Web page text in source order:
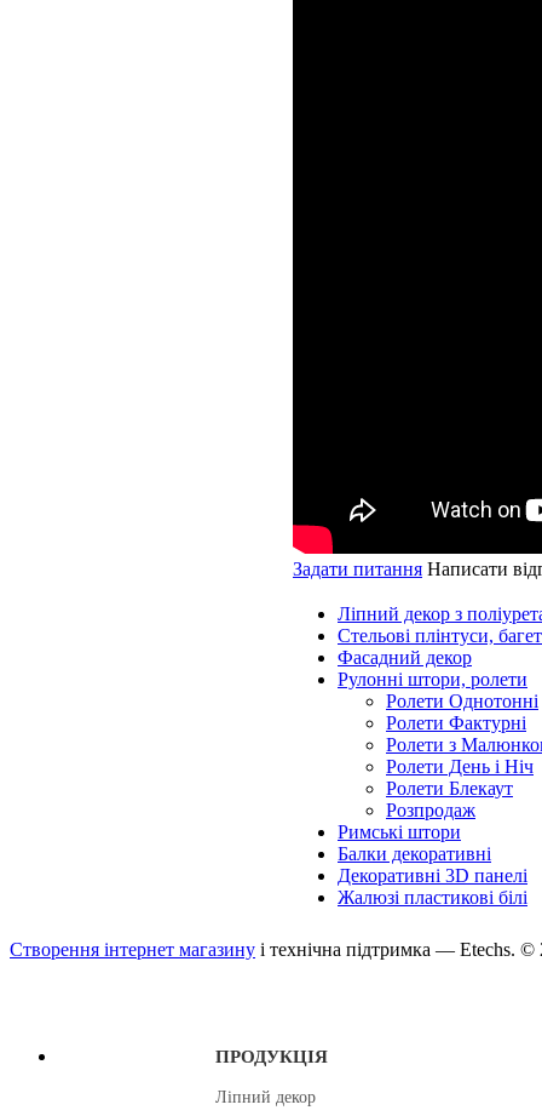
Задати питання Написати
Ліпний декор з
Стельові плінтуси,
Фасадний декор
Рулонні штори, ролети
Ролети Однотонні
Ролети Фактурні
Ролети з
Ролети День і Ніч
Ролети Блекаут
Розпродаж
Римські штори
Балки декоративні
Декоративні 3D панелі
Жалюзі пластикові білі
Створення інтернет магазину і технічна підтримка — Etechs. ©
ПРОДУКЦІЯ
Ліпний декор